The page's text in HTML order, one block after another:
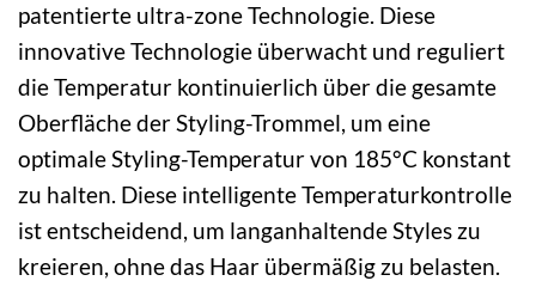
patentierte ultra-zone Technologie. Diese
innovative Technologie überwacht und reguliert
die Temperatur kontinuierlich über die gesamte
Oberfläche der Styling-Trommel, um eine
optimale Styling-Temperatur von 185°C konstant
zu halten. Diese intelligente Temperaturkontrolle
ist entscheidend, um langanhaltende Styles zu
kreieren, ohne das Haar übermäßig zu belasten.